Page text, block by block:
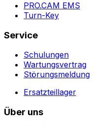
PRO.CAM EMS
Turn-Key
Service
Schulungen
Wartungsvertrag
Störungsmeldung
Ersatzteillager
Über uns